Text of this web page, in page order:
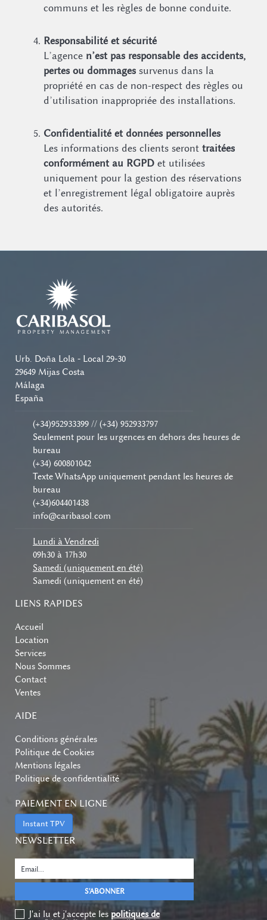
communs et les règles de bonne conduite.
Responsabilité et sécurité
L’agence n’est pas responsable des accidents,
pertes ou dommagessurvenus dans la
propriété en cas de non-respect des règles ou
d’utilisation inappropriée des installations.
Confidentialité et données personnelles
Les informations des clients seront traitées
conformément au RGPDet utilisées
uniquement pour la gestion des réservations
et l’enregistrement légal obligatoire auprès
des autorités.
Urb. Doña Lola - Local 29-30
29649 Mijas Costa
Málaga
España
(+34)952933399 // (+34) 952933797
Seulement pour les urgences en dehors des heures de
bureau
(+34) 600801042
Texte WhatsApp uniquement pendant les heures de
bureau
(+34)604401438
info@caribasol.com
Lundi à Vendredi
09h30 à 17h30
Samedi (uniquement en été)
Samedi (uniquement en été)
LIENS RAPIDES
Accueil
Location
Services
Nous Sommes
Contact
Ventes
AIDE
Conditions générales
Politique de Cookies
Mentions légales
Politique de confidentialité
PAIEMENT EN LIGNE
Instant TPV
NEWSLETTER
J'ai lu et j'accepte les politiques de